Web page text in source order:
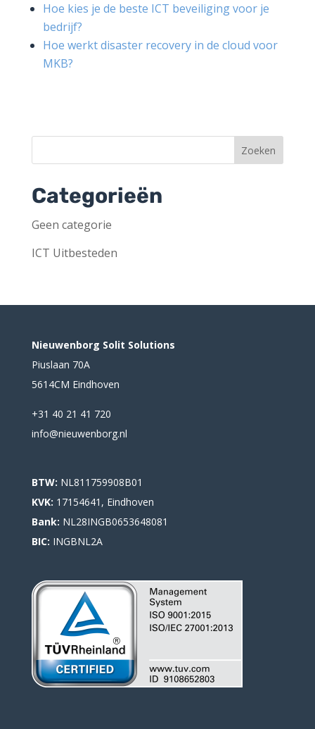
Hoe kies je de beste ICT beveiliging voor je
bedrijf?
Hoe werkt disaster recovery in de cloud voor
MKB?
Categorieën
Geen categorie
ICT Uitbesteden
Nieuwenborg Solit Solutions
Piuslaan 70A
5614CM Eindhoven
+31 40 21 41 720
info@nieuwenborg.nl
BTW: NL811759908B01
KVK: 17154641, Eindhoven
Bank: NL28INGB0653648081
BIC: INGBNL2A